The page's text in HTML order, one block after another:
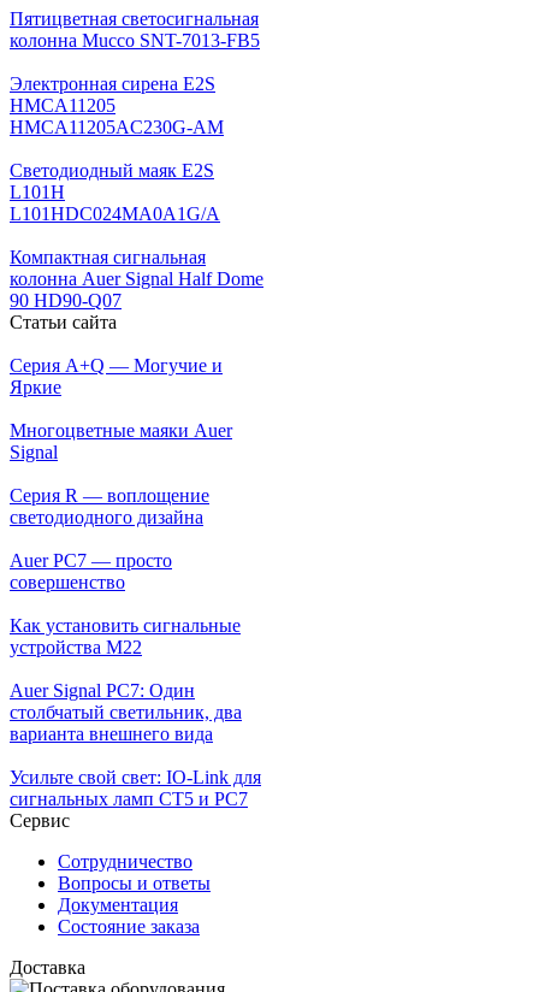
Пятицветная светосигнальная
колонна Mucco SNT-7013-FB5
Электронная сирена E2S
HMCA11205
HMCA11205AC230G-AM
Светодиодный маяк E2S
L101H
L101HDC024MA0A1G/A
Компактная сигнальная
колонна Auer Signal Half Dome
90 HD90-Q07
Статьи сайта
Серия A+Q — Могучие и
Яркие
Многоцветные маяки Auer
Signal
Серия R — воплощение
светодиодного дизайна
Auer PC7 — просто
совершенство
Как установить сигнальные
устройства М22
Auer Signal PC7: Один
столбчатый светильник, два
варианта внешнего вида
Усильте свой свет: IO-Link для
сигнальных ламп CT5 и PC7
Сервис
Сотрудничество
Вопросы и ответы
Документация
Состояние заказа
Доставка